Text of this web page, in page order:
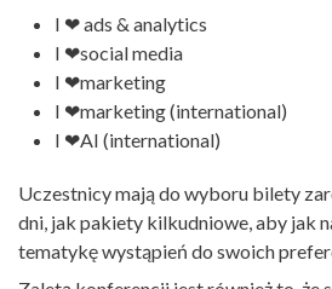
I ❤ ads & analytics
I ❤social media
I ❤marketing
I ❤marketing (international)
I ❤AI (international)
Uczestnicy mają do wyboru bilety
dni, jak pakiety kilkudniowe, aby jak
tematykę wystąpień do swoich